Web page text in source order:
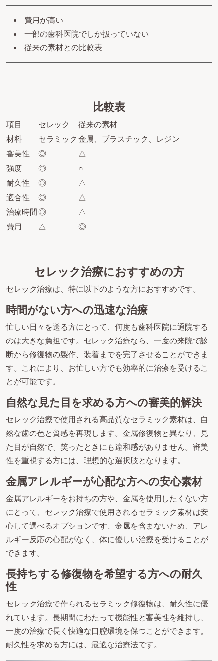
費用が高い
一部の歯科医院でしか扱っていない
従来の素材との比較表
比較表
項目 セレック
従来の素材
材料
セラミック 金属、プラスチック、レジン
審美性
◎
△
強度
◎
○
耐久性
◎
△
適合性
◎
△
治療時間 ◎
△
費用
△ ◎
セレック治療におすすめの方
セレック治療は、特に以下のような方におすすめです。
時間がない方への迅速な治療
忙しい日々を送る方にとって、何度も歯科医院に通院する
のは大きな負担です。セレック治療なら、一度の来院で診
断から修復物の製作、装着までを完了させることができま
す。これにより、お忙しい方でも効率的に治療を受けるこ
とが可能です。
自然な見た目を求める方への審美的解決
セレック治療で使用される高品質なセラミック素材は、自
然な歯の色と質感を再現します。金属修復物と異なり、見
た目が自然で、笑ったときにも違和感がありません。審美
性を重視する方には、理想的な選択肢となります。
金属アレルギーが心配な方への安心素材
金属アレルギーをお持ちの方や、金属を使用したくない方
にとって、セレック治療で使用されるセラミック素材は安
心して選べるオプションです。金属を含まないため、アレ
ルギー反応の心配がなく、体に優しい治療を受けることが
できます。
長持ちする修復物を希望する方への耐久
性
セレック治療で作られるセラミック修復物は、耐久性に優
れています。長期間にわたって機能性と審美性を維持し、
一度の治療で長く快適な口腔環境を保つことができます。
耐久性を求める方には、最適な治療法です。